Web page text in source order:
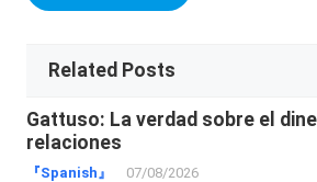
Related Posts
Gattuso: La verdad sobre el
relaciones
『Spanish』 07/08/2026